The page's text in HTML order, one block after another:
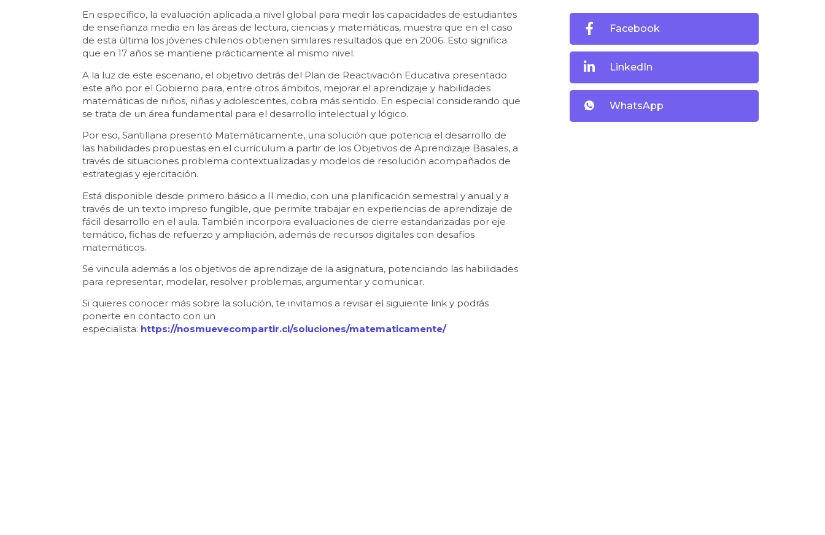
En específico, la evaluación aplicada a nivel global para medir las capacidades de estudiantes
de enseñanza media en las áreas de lectura, ciencias y matemáticas, muestra que en el caso
de esta última los jóvenes chilenos obtienen similares resultados que en 2006. Esto significa
que en 17 años se mantiene prácticamente al mismo nivel.
A la luz de este escenario, el objetivo detrás del Plan de Reactivación Educativa presentado
este año por el Gobierno para, entre otros ámbitos, mejorar el aprendizaje y habilidades
matemáticas de niños, niñas y adolescentes, cobra más sentido. En especial considerando que
se trata de un área fundamental para el desarrollo intelectual y lógico.
Por eso, Santillana presentó Matemáticamente, una solución que potencia el desarrollo de
las habilidades propuestas en el currículum a partir de los Objetivos de Aprendizaje Basales, a
través de situaciones problema contextualizadas y modelos de resolución acompañados de
estrategias y ejercitación.
Está disponible desde primero básico a II medio, con una planificación semestral y anual y a
través de un texto impreso fungible, que permite trabajar en experiencias de aprendizaje de
fácil desarrollo en el aula. También incorpora evaluaciones de cierre estandarizadas por eje
temático, fichas de refuerzo y ampliación, además de recursos digitales con desafíos
matemáticos.
Se vincula además a los objetivos de aprendizaje de la asignatura, potenciando las habilidades
para representar, modelar, resolver problemas, argumentar y comunicar.
Si quieres conocer más sobre la solución, te invitamos a revisar el siguiente link y podrás
ponerte en contacto con un
especialista: https://nosmuevecompartir.cl/soluciones/matematicamente/
Facebook
LinkedIn
WhatsApp